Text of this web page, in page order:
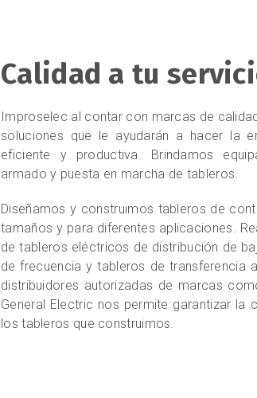
Calidad a tu
Improselec al contar con marcas de
soluciones que le ayudarán a hacer la
eficiente y productiva. Brindamos
armado y puesta en marcha de tableros.
Diseñamos y construimos tableros de
tamaños y para diferentes aplicaciones.
de tableros eléctricos de distribución de
de frecuencia y tableros de transferencia
distribuidores autorizadas de marcas
General Electric nos permite garantizar la
los tableros que construimos.